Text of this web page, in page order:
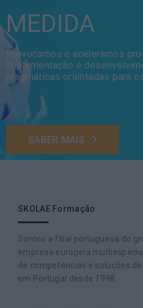
MEDIDA
Provocamos e aceleramos
implementação e
pragmáticas orientadas para
SABER MAIS
SKOLAE Formação
Somos a filial portuguesa do
empresa europeia
de competências e soluções
em Portugal desde 1998.